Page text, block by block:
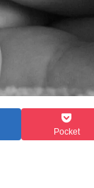
Pocket